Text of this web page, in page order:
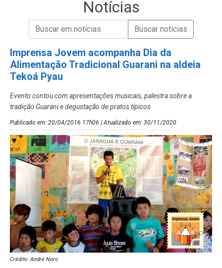
Notícias
Campo de Busca de Notícias
Campo de Busca de informaçõesEnviar a Busca de Notícias
Imprensa Jovem acompanha Dia da
Alimentação Tradicional Guarani na aldeia
Tekoá Pyau
Evento contou com apresentações musicais, palestra sobre a
tradição Guarani e degustação de pratos típicos
Publicado em: 20/04/2016 17h06 | Atualizado em: 30/11/2020
Crédito: André Noro